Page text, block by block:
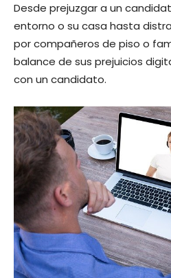
Desde prejuzgar a un
entorno o su casa hasta
por compañeros de piso o
balance de sus prejuicios
con un candidato.